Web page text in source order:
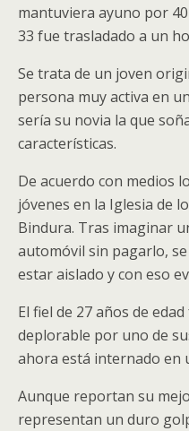
mantuviera ayuno por
33 fue trasladado a un
Se trata de un joven
persona muy activa en
sería su novia la que
características.
De acuerdo con medios
jóvenes en la Iglesia de
Bindura. Tras imaginar
automóvil sin pagarlo,
estar aislado y con eso
El fiel de 27 años de
deplorable por uno de
ahora está internado en
Aunque reportan su
representan un duro